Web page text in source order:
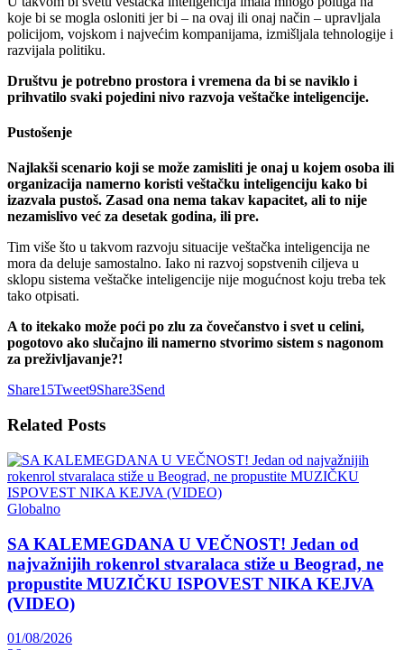
koje bi se mogla osloniti jer bi – na ovaj ili onaj način – upravljala
policijom, vojskom i najvećim kompanijama, izmišljala tehnologije i
razvijala politiku.
Društvu je potrebno prostora i vremena da bi se naviklo i
prihvatilo svaki pojedini nivo razvoja veštačke inteligencije.
Pustošenje
Najlakši scenario koji se može zamisliti je onaj u kojem osoba ili
organizacija namerno koristi veštačku inteligenciju kako bi
izazvala pustoš. Zasad ona nema takav kapacitet, ali to nije
nezamislivo već za desetak godina, ili pre.
Tim više što u takvom razvoju situacije veštačka inteligencija ne
mora da deluje samostalno. Iako ni razvoj sopstvenih ciljeva u
sklopu sistema veštačke inteligencije nije mogućnost koju treba tek
tako otpisati.
A to itekako može poći po zlu za čovečanstvo i svet u celini,
pogotovo ako slučajno ili namerno stvorimo sistem s nagonom
za preživljavanje?!
Share15Tweet9Share3Send
Related Posts
Globalno
SA KALEMEGDANA U VEČNOST! Jedan od
najvažnijih rokenrol stvaralaca stiže u Beograd, ne
propustite MUZIČKU ISPOVEST NIKA KEJVA
(VIDEO)
01/08/2026